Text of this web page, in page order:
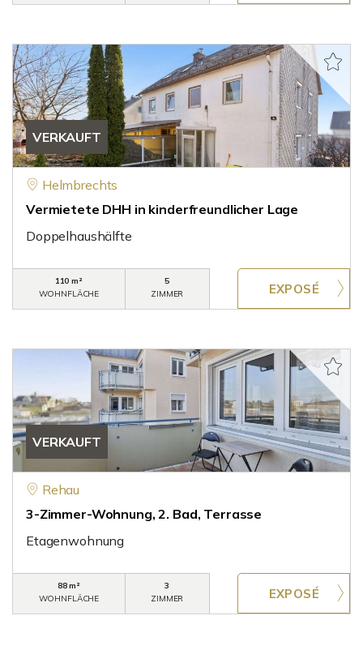
VERKAUFT
Helmbrechts
Vermietete DHH in kinderfreundlicher Lage
Doppelhaushälfte
110 m²
WOHNFLÄCHE
5
ZIMMER
VERKAUFT
Rehau
3-Zimmer-Wohnung, 2. Bad, Terrasse
Etagenwohnung
88 m²
WOHNFLÄCHE
3
ZIMMER